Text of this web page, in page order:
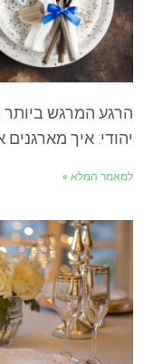
הרגע המרגש ביותר
יהודי: איך מארגנים
למאמר המלא »